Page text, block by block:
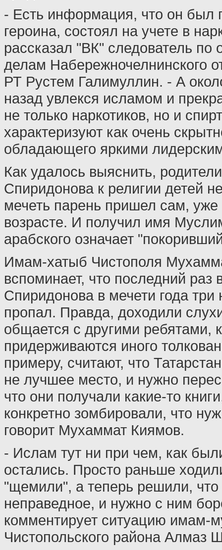
- Есть информация, что он был
героина, состоял на учете в
рассказал "ВК" следователь
делам Набережночелнинского
РТ Рустем Галимуллин. - А
назад увлекся исламом и
не только наркотиков, но и
характеризуют как очень
обладающего яркими
Как удалось выяснить,
Спиридонова к религии детей
мечеть парень пришел сам, уже
возрасте. И получил имя
арабского означает
Имам-хатыб Чистополя
вспоминает, что последний раз
Спиридонова в мечети года три
пропал. Правда, доходили
общается с другими ребятами,
придерживаются иного
примеру, считают, что
не лучшее место, и нужно
что они получали какие-то
конкретно зомбировали, что
говорит Мухаммат Киямов.
- Ислам тут ни при чем, как
остались. Просто раньше
"щемили", а теперь решили, что
неправедное, и нужно с ним
комментирует ситуацию имам-
Чистопольского района Алмаз